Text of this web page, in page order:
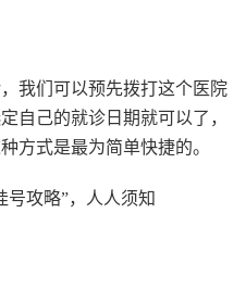
我们可以预先拨打这个医院
自己的就诊日期就可以了，
方式是最为简单快捷的。
号攻略”，人人须知